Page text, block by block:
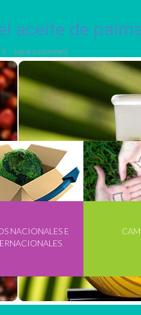
NACIONALES E
aceite de
Leave a comment